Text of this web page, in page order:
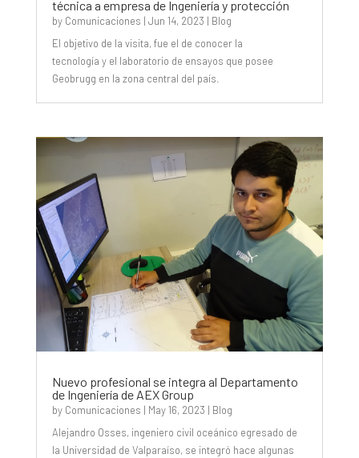
técnica a empresa de Ingeniería y protección
by Comunicaciones | Jun 14, 2023 | Blog
El objetivo de la visita, fue el de conocer la
tecnología y el laboratorio de ensayos que posee
Geobrugg en la zona central del país.
Nuevo profesional se integra al Departamento
de Ingeniería de AEX Group
by Comunicaciones | May 16, 2023 | Blog
Alejandro Osses, ingeniero civil oceánico egresado de
la Universidad de Valparaíso, se integró hace algunas